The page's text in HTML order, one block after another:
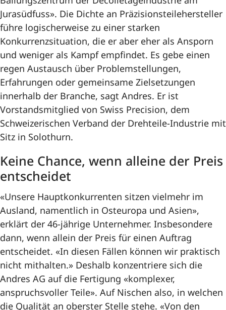
Jurasüdfuss». Die Dichte an Präzisionsteilehersteller
führe logischerweise zu einer starken
Konkurrenzsituation, die er aber eher als Ansporn
und weniger als Kampf empfindet. Es gebe einen
regen Austausch über Problemstellungen,
Erfahrungen oder gemeinsame Zielsetzungen
innerhalb der Branche, sagt Andres. Er ist
Vorstandsmitglied von Swiss Precision, dem
Schweizerischen Verband der Drehteile-Industrie mit
Sitz in Solothurn.
Keine Chance, wenn alleine der Preis
entscheidet
«Unsere Hauptkonkurrenten sitzen vielmehr im
Ausland, namentlich in Osteuropa und Asien»,
erklärt der 46-jährige Unternehmer. Insbesondere
dann, wenn allein der Preis für einen Auftrag
entscheidet. «In diesen Fällen können wir praktisch
nicht mithalten.» Deshalb konzentriere sich die
Andres AG auf die Fertigung «komplexer,
anspruchsvoller Teile». Auf Nischen also, in welchen
die Qualität an oberster Stelle stehe. «Von den